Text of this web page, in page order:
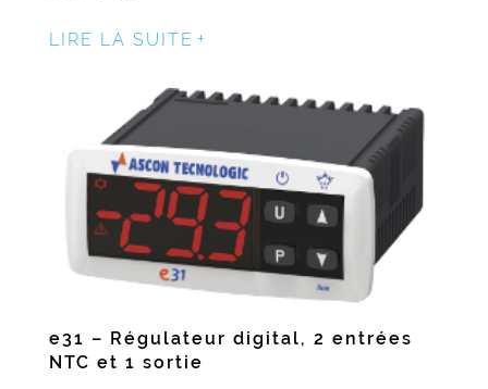
LIRE LA SUITE
e31 – Régulateur digital, 2 entrées
NTC et 1 sortie